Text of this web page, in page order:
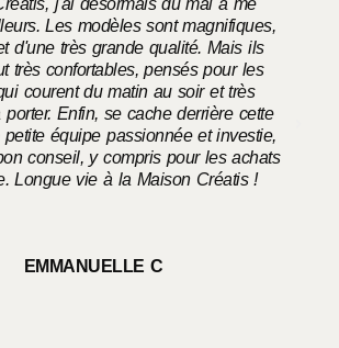
Les modèles sont magnifiques,
d'une très grande qualité. Mais ils
très confortables, pensés pour les
courent du matin au soir et très
Enfin, se cache derrière cette
équipe passionnée et investie,
conseil, y compris pour les achats
Longue vie à la Maison Créatis !
EMMANUELLE C